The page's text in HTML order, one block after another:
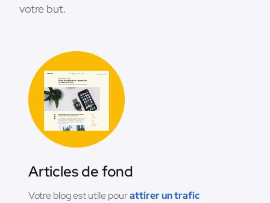
votre but.
Articles de fond
Votre blog est utile pourattirer un trafic